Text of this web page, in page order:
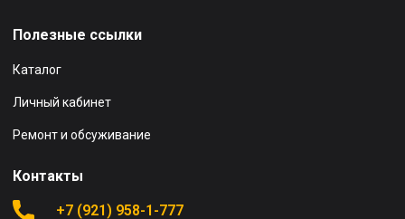
Полезные ссылки
Каталог
Личный кабинет
Ремонт и обсуживание
Контакты
+7 (921) 958-1-777